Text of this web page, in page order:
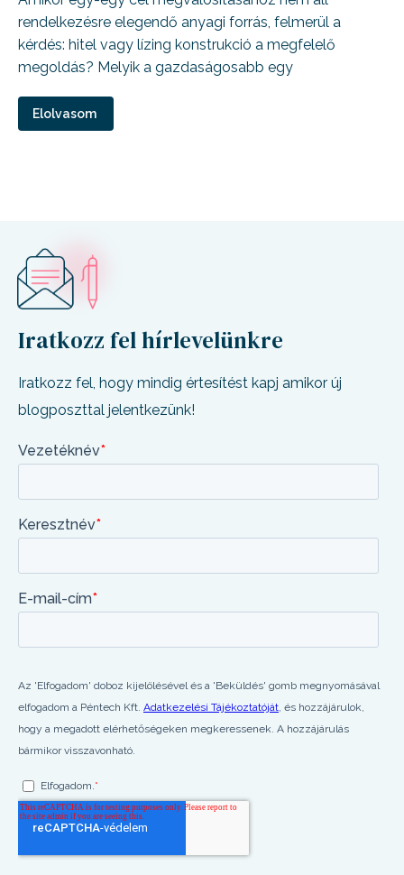
rendelkezésre elegendő anyagi forrás, felmerül a
kérdés: hitel vagy lízing konstrukció a megfelelő
megoldás? Melyik a gazdaságosabb egy
Elolvasom
Iratkozz fel hírlevelünkre
Iratkozz fel, hogy mindig értesítést kapj amikor új
blogposzttal jelentkezünk!